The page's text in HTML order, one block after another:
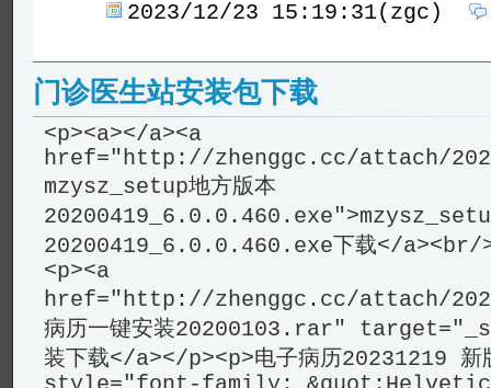
2023/12/23 15:19:31(zgc)
门诊医生站安装包下载
<p><a></a><a
href="http://zhenggc.cc/attach/
mzysz_setup地方版本
20200419_6.0.0.460.exe下载</a><br/
<p><a
href="http://zhenggc.cc/attach/
病历一键安装20200103.rar"
装下载</a></p><p>电子病历20231219 新